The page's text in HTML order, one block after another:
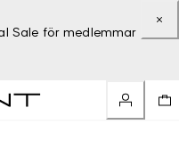
Sale för medlemmar